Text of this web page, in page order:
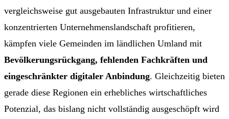
vergleichsweise gut ausgebauten Infrastruktur und einer
konzentrierten Unternehmenslandschaft profitieren,
kämpfen viele Gemeinden im ländlichen Umland mit
Bevölkerungsrückgang, fehlenden Fachkräften und
eingeschränkter digitaler Anbindung. Gleichzeitig bieten
gerade diese Regionen ein erhebliches wirtschaftliches
Potenzial, das bislang nicht vollständig ausgeschöpft wird